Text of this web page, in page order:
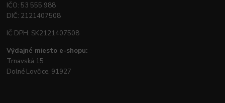
IČO: 53 555 988
DIČ: 2121407508
IČ DPH: SK2121407508
Výdajné miesto e-shopu:
Trnavská 15
Dolné Lovčice, 91927